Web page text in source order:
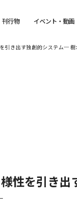
刊行物 イベント・動画
引き出す独創的システム─
性を引き